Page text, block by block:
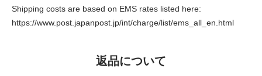
Shipping costs are based on EMS rates listed here:
https://www.post.japanpost.jp/int/charge/list/ems_all_en.html
返品について